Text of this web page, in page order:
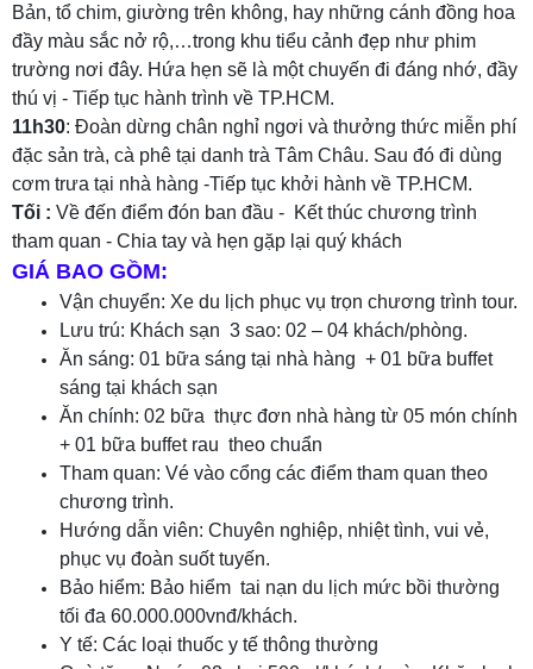
Bản, tổ chim, giường trên không, hay những cánh đồng hoa
đầy màu sắc nở rộ,…trong khu tiểu cảnh đẹp như phim
trường nơi đây. Hứa hẹn sẽ là một chuyến đi đáng nhớ, đầy
thú vị - Tiếp tục hành trình về TP.HCM.
11h30: Đoàn dừng chân nghỉ ngơi và thưởng thức miễn phí
đặc sản trà, cà phê tại danh trà Tâm Châu. Sau đó đi dùng
cơm trưa tại nhà hàng -Tiếp tục khởi hành về TP.HCM.
Tối : Về đến điểm đón ban đầu - Kết thúc chương trình
tham quan - Chia tay và hẹn gặp lại quý khách
GIÁ BAO GỒM:
Vận chuyển: Xe du lịch phục vụ trọn chương trình tour.
Lưu trú: Khách sạn 3 sao: 02 – 04 khách/phòng.
Ăn sáng: 01 bữa sáng tại nhà hàng + 01 bữa buffet
sáng tại khách sạn
Ăn chính: 02 bữa thực đơn nhà hàng từ 05 món chính
+ 01 bữa buffet rau theo chuẩn
Tham quan: Vé vào cổng các điểm tham quan theo
chương trình.
Hướng dẫn viên: Chuyên nghiệp, nhiệt tình, vui vẻ,
phục vụ đoàn suốt tuyến.
Bảo hiểm: Bảo hiểm tai nạn du lịch mức bồi thường
tối đa 60.000.000vnđ/khách.
Y tế: Các loại thuốc y tế thông thường